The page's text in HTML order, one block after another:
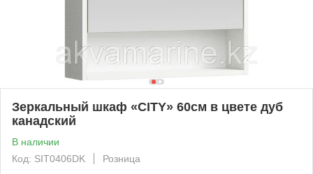
Зеркальный шкаф «CITY» 60см в цвете дуб
канадский
В наличии
Код: SIT0406DK
Розница